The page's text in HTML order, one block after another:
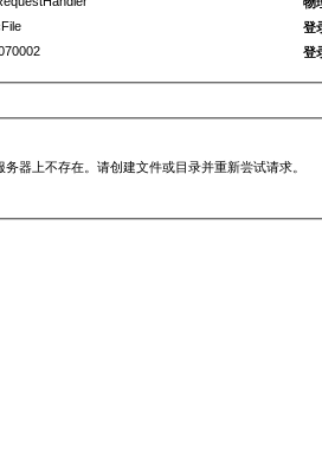
登
登
器上不存在。请创建文件或目录并重新尝试请求。